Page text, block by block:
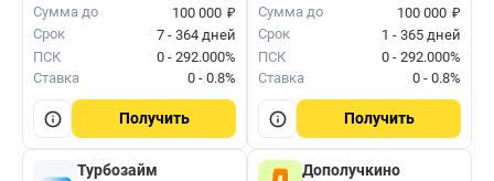
Сумма до 100 000 ₽
Срок
7 - 364 дней
ПСК
0 - 292.000%
Ставка
0 - 0.8%
Получить
Сумма до 100 000 ₽
Срок
1 - 365 дней
ПСК
0 - 292.000%
Ставка
0 - 0.8%
Получить
Турбозайм Дополучкино